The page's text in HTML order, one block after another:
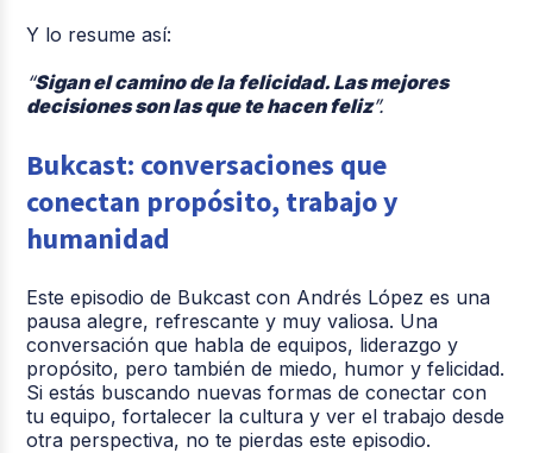
Y lo resume así:
“Sigan el camino de la felicidad. Las mejores
decisiones son las que te hacen feliz”.
Bukcast: conversaciones que
conectan propósito, trabajo y
humanidad
Este episodio de Bukcast con Andrés López es una
pausa alegre, refrescante y muy valiosa. Una
conversación que habla de equipos, liderazgo y
propósito, pero también de miedo, humor y felicidad.
Si estás buscando nuevas formas de conectar con
tu equipo, fortalecer la cultura y ver el trabajo desde
otra perspectiva, no te pierdas este episodio.